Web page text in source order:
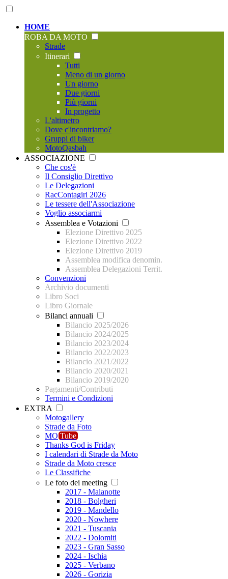
HOME
ROBA DA MOTO
Strade
Itinerari
Tutti
Meno di un giorno
Un giorno
Due giorni
Più giorni
In progetto
L'altimetro
Dove c'incontriamo?
Gruppi di biker
MotoQasbah
ASSOCIAZIONE
Che cos'è
Il Consiglio Direttivo
Le Delegazioni
RacContagiri 2026
Le tessere dell'Associazione
Voglio associarmi
Assemblea e Votazioni
Elezione Direttivo 2025
Elezione Direttivo 2022
Elezione Direttivo 2019
Assemblea modifica denomin.
Assemblea Delegazioni Territ.
Convenzioni
Archivio documenti
Libro Soci
Libro Giornale
Bilanci annuali
Bilancio 2025/2026
Bilancio 2024/2025
Bilancio 2023/2024
Bilancio 2022/2023
Bilancio 2021/2022
Bilancio 2020/2021
Bilancio 2019/2020
Pagamenti/Contributi
Termini e Condizioni
EXTRA
Motogallery
Strade da Foto
MO Tube
Thanks God is Friday
I calendari di Strade da Moto
Strade da Moto cresce
Le Classifiche
Le foto dei meeting
2017 - Malanotte
2018 - Bolgheri
2019 - Mandello
2020 - Nowhere
2021 - Tuscania
2022 - Dolomiti
2023 - Gran Sasso
2024 - Ischia
2025 - Verbano
2026 - Gorizia